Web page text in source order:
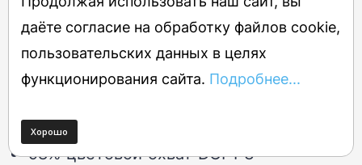
цене
Два порта HDMI 2.1 и два порта
DisplayPort 1.4
поворот, наклон, регулировка высоты
98% цветовой охват DCI-P3
даёте согласие на обработку файлов cookie,
пользовательских данных в целях
функционирования сайта. Подробнее...